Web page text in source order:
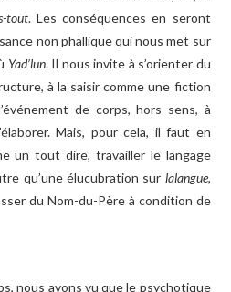
tout. Les conséquences en seront
non phallique qui nous met sur
Yad’lun. Il nous invite à s’orienter du
à la saisir comme une fiction
de corps, hors sens, à
Mais, pour cela, il faut en
un tout dire, travailler le langage
qu’une élucubration sur lalangue,
du Nom-du-Père à condition de
avons vu que le psychotique